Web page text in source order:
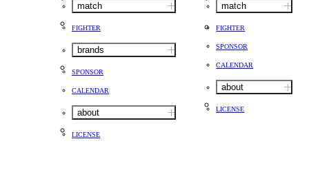
match
FIGHTER
brands
SPONSOR
CALENDAR
about
LICENSE
match
FIGHTER
SPONSOR
CALENDAR
about
LICENSE